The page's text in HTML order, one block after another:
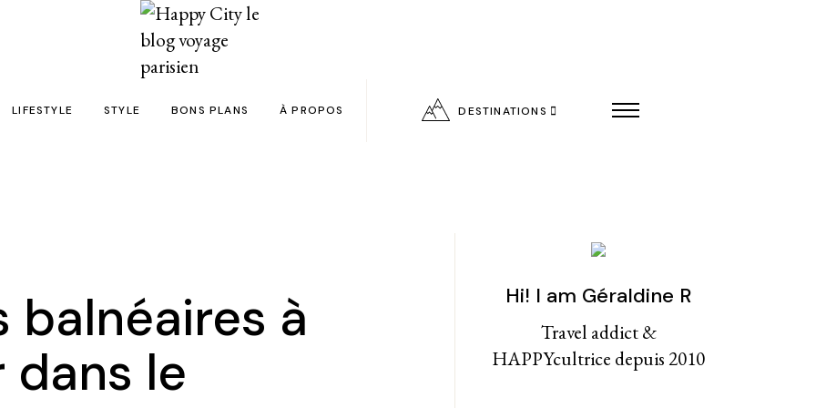
en 24h chrono
filles
LIFESTYLE
Livres
Shopping
Kids
STYLE
Tattoos
BONS PLANS À PROPOS
Politique de confidentialité
DESTINATIONS
balnéaires à
le
Hi! I am Géraldine R
Travel addict &
HAPPYcultrice depuis 2010